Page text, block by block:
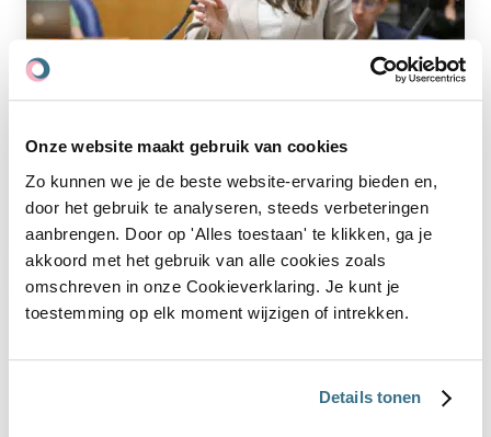
Onze website maakt gebruik van cookies
Zo kunnen we je de beste website-ervaring bieden en,
door het gebruik te analyseren, steeds verbeteringen
aanbrengen. Door op 'Alles toestaan' te klikken, ga je
akkoord met het gebruik van alle cookies zoals
omschreven in onze Cookieverklaring. Je kunt je
toestemming op elk moment wijzigen of intrekken.
Details tonen
Zelfstandigenwet : “Alles is beter dan de
VBAR”